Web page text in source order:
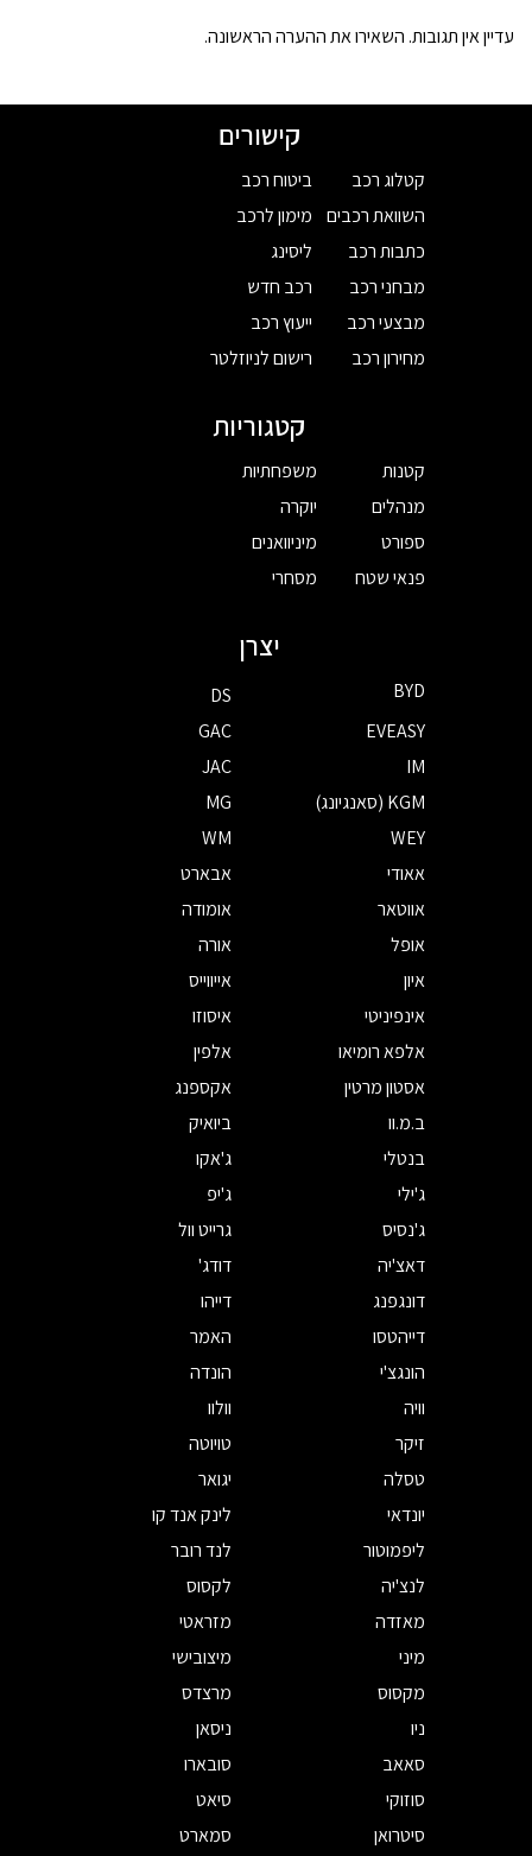
עדיין אין תגובות. השאירו את ההערה הראשונה.
קישורים
קטלוג רכב
השוואת רכבים
כתבות רכב
מבחני רכב
מבצעי רכב
מחירון רכב
ביטוח רכב
מימון לרכב
ליסינג
רכב חדש
ייעוץ רכב
רישום לניוזלטר
קטגוריות
קטנות
מנהלים
ספורט
פנאי שטח
משפחתיות
יוקרה
מיניוואנים
מסחרי
יצרן
BYD
DS
EVEASY
GAC
IM
JAC
KGM (סאנגיונג)
MG
WEY
WM
אאודי
אבארט
אווטאר
אומודה
אופל
אורה
איון
אייווייס
אינפיניטי
איסוזו
אלפא רומיאו
אלפין
אסטון מרטין
אקספנג
ב.מ.וו
ביואיק
בנטלי
ג'אקו
ג'ילי
ג'יפ
ג'נסיס
גרייט וול
דאצ'יה
דודג'
דונגפנג
דייהו
דייהטסו
האמר
הונגצ'י
הונדה
וויה
וולוו
זיקר
טויוטה
טסלה
יגואר
יונדאי
לינק אנד קו
ליפמוטור
לנד רובר
לנצ'יה
לקסוס
מאזדה
מזראטי
מיני
מיצובישי
מקסוס
מרצדס
ניו
ניסאן
סאאב
סובארו
סוזוקי
סיאט
סיטרואן
סמארט